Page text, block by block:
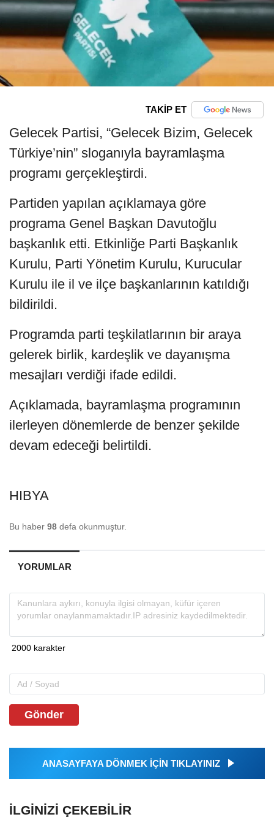
TAKİP ET
Gelecek Partisi, “Gelecek Bizim, Gelecek
Türkiye’nin” sloganıyla bayramlaşma
programı gerçekleştirdi.
Partiden yapılan açıklamaya göre
programa Genel Başkan Davutoğlu
başkanlık etti. Etkinliğe Parti Başkanlık
Kurulu, Parti Yönetim Kurulu, Kurucular
Kurulu ile il ve ilçe başkanlarının katıldığı
bildirildi.
Programda parti teşkilatlarının bir araya
gelerek birlik, kardeşlik ve dayanışma
mesajları verdiği ifade edildi.
Açıklamada, bayramlaşma programının
ilerleyen dönemlerde de benzer şekilde
devam edeceği belirtildi.
HIBYA
Bu haber 98 defa okunmuştur.
YORUMLAR
Gönder
ANASAYFAYA DÖNMEK İÇİN TIKLAYINIZ
İLGINIZI ÇEKEBILIR